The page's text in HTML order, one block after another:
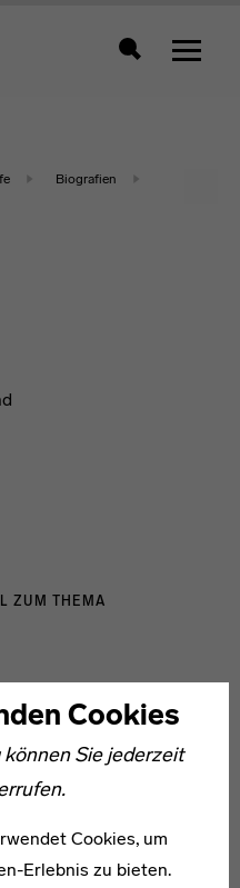
Cookies
Sie jederzeit
Cookies, um
Erlebnis zu bieten.
Zeigt
Biografien
ZUM THEMA